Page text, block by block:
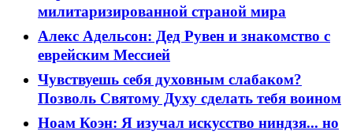
милитаризированной страной мира
Алекс Адельсон: Дед Рувен и знакомство с
еврейским Мессией
Чувствуешь себя духовным слабаком?
Позволь Святому Духу сделать тебя воином
Ноам Коэн: Я изучал искусство ниндзя... но